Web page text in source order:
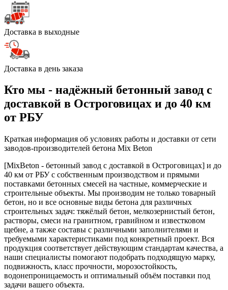
Доставка в выходные
Доставка в день заказа
Кто мы - надёжный бетонный завод с
доставкой в Остроговицах и до 40 км
от РБУ
Краткая информация об условиях работы и доставки от сети
заводов-производителей бетона Mix Beton
[MixBeton - бетонный завод с доставкой в Остроговицах] и до
40 км от РБУ с собственным производством и прямыми
поставками бетонных смесей на частные, коммерческие и
строительные объекты. Мы производим не только товарный
бетон, но и все основные виды бетона для различных
строительных задач: тяжёлый бетон, мелкозернистый бетон,
растворы, смеси на гранитном, гравийном и известковом
щебне, а также составы с различными заполнителями и
требуемыми характеристиками под конкретный проект. Вся
продукция соответствует действующим стандартам качества, а
наши специалисты помогают подобрать подходящую марку,
подвижность, класс прочности, морозостойкость,
водонепроницаемость и оптимальный объём поставки под
задачи вашего объекта.